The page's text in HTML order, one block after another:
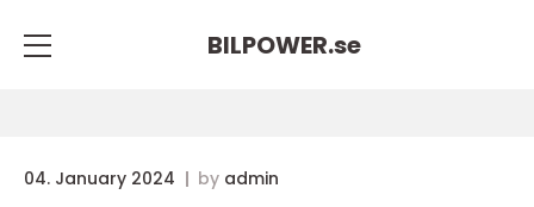
BILPOWER.se
04. January 2024 by admin